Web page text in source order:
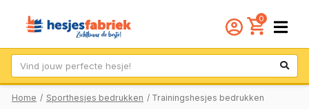
0
Zoek
Home / Sporthesjes bedrukken / Trainingshesjes bedrukken